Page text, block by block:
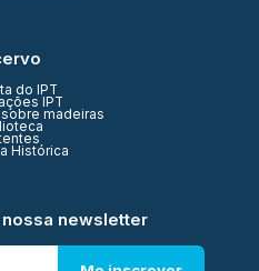
do IPT
IPT
madeiras
Histórica
newsletter